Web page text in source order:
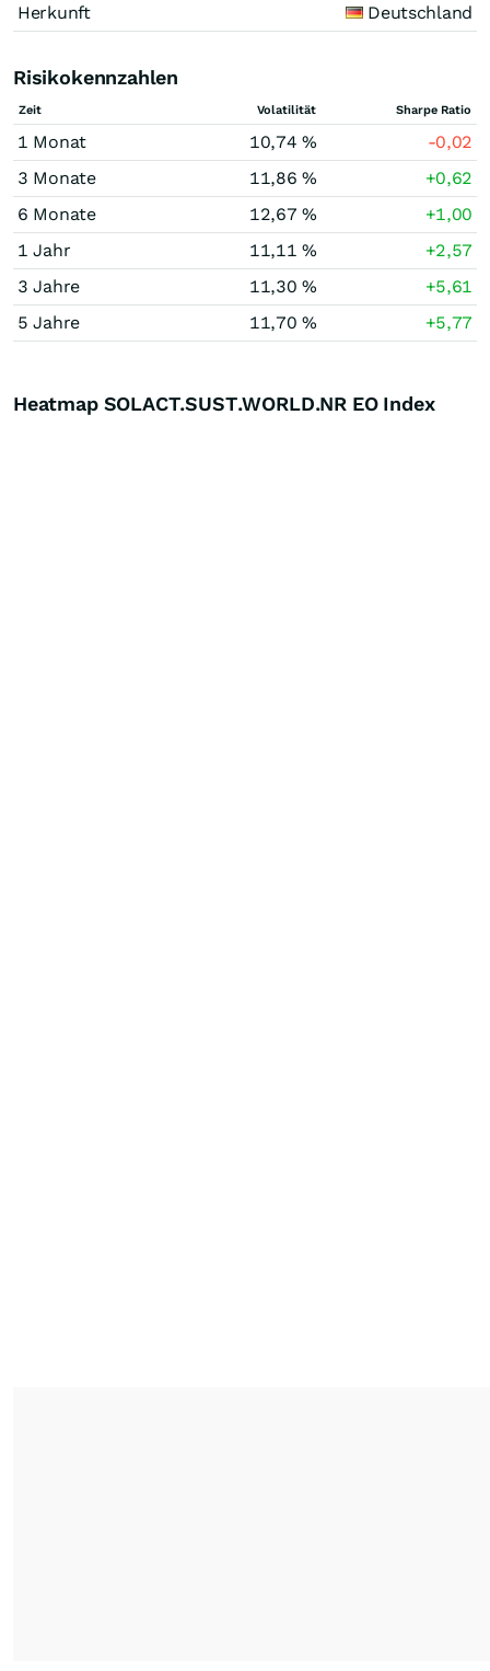
Herkunft Deutschland
Risikokennzahlen
Zeit Volatilität Sharpe Ratio
1 Monat 10,74 %
-0,02
3 Monate
11,86 %
+0,62
6 Monate
12,67 %
+1,00
1 Jahr
11,11 %
+2,57
3 Jahre
11,30 %
+5,61
5 Jahre
11,70 % +5,77
Heatmap SOLACT.SUST.WORLD.NR EO Index